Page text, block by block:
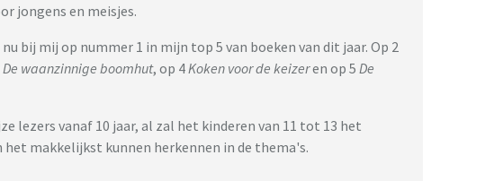
jongens en meisjes.
bij mij op nummer 1 in mijn top 5 van boeken van dit jaar. Op 2
De waanzinnige boomhut, op 4 Koken voor de keizeren op 5 De
lezers vanaf 10 jaar, al zal het kinderen van 11 tot 13 het
makkelijkst kunnen herkennen in de thema's.